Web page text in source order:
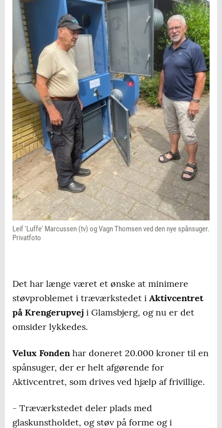
Leif 'Luffe' Marcussen (tv) og Vagn Thomsen ved den nye spånsuger.
Privatfoto
Det har længe været et ønske at minimere
støvproblemet i træværkstedet i Aktivcentret
på Krengerupvej i Glamsbjerg, og nu er det
omsider lykkedes.
Velux Fondenhar doneret 20.000 kroner til en
spånsuger, der er helt afgørende for
Aktivcentret, som drives ved hjælp af frivillige.
- Træværkstedet deler plads med
glaskunstholdet, og støv på forme og i